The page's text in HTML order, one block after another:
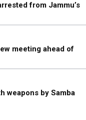
from Jammu’s
meeting ahead of
weapons by Samba